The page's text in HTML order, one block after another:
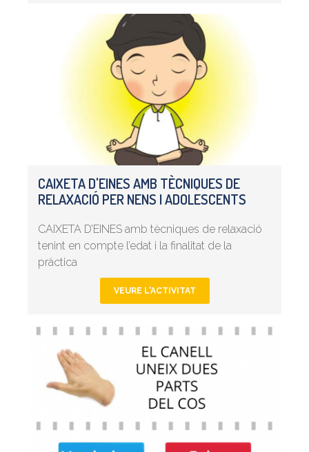
CAIXETA D'EINES AMB TÈCNIQUES DE
RELAXACIÓ PER NENS I ADOLESCENTS
CAIXETA D’EINES amb tècniques de relaxació
tenint en compte l’edat i la finalitat de la
pràctica
VEURE L'ACTIVITAT